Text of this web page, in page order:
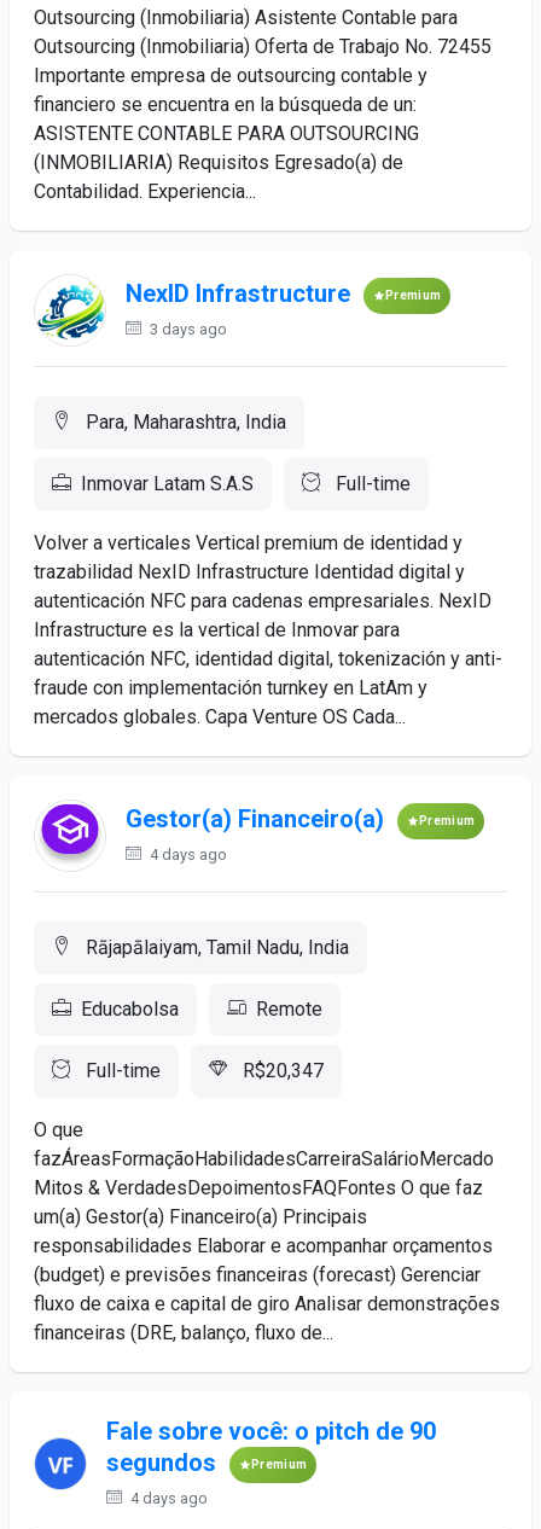
Outsourcing (Inmobiliaria) Asistente Contable para
Outsourcing (Inmobiliaria) Oferta de Trabajo No. 72455
Importante empresa de outsourcing contable y
financiero se encuentra en la búsqueda de un:
ASISTENTE CONTABLE PARA OUTSOURCING
(INMOBILIARIA) Requisitos Egresado(a) de
Contabilidad. Experiencia...
NexID Infrastructure Premium
3 days ago
Para, Maharashtra, India
Inmovar Latam S.A.S Full-time
Volver a verticales Vertical premium de identidad y
trazabilidad NexID Infrastructure Identidad digital y
autenticación NFC para cadenas empresariales. NexID
Infrastructure es la vertical de Inmovar para
autenticación NFC, identidad digital, tokenización y anti-
fraude con implementación turnkey en LatAm y
mercados globales. Capa Venture OS Cada...
Gestor(a) Financeiro(a) Premium
4 days ago
Rājapālaiyam, Tamil Nadu, India
Educabolsa Remote
Full-time R$20,347
O que
fazÁreasFormaçãoHabilidadesCarreiraSalárioMercado
Mitos & VerdadesDepoimentosFAQFontes O que faz
um(a) Gestor(a) Financeiro(a) Principais
responsabilidades Elaborar e acompanhar orçamentos
(budget) e previsões financeiras (forecast) Gerenciar
fluxo de caixa e capital de giro Analisar demonstrações
financeiras (DRE, balanço, fluxo de...
Fale sobre você: o pitch de 90
segundos
Premium
4 days ago